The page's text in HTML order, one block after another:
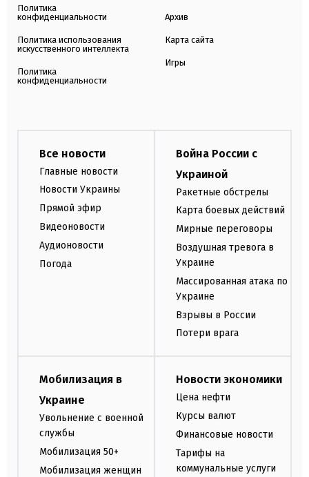
Политика
конфиденциальности
Политика использования
искусственного интеллекта
Политика
конфиденциальности
Архив
Карта сайта
Игры
Все новости
Главные новости
Новости Украины
Прямой эфир
Видеоновости
Аудионовости
Погода
Война России с
Украиной
Ракетные обстрелы
Карта боевых действий
Мирные переговоры
Воздушная тревога в
Украине
Массированная атака по
Украине
Взрывы в России
Потери врага
Мобилизация в
Украине
Увольнение с военной
службы
Мобилизация 50+
Мобилизация женщин
Новости экономики
Цена нефти
Курсы валют
Финансовые новости
Тарифы на
коммунальные услуги